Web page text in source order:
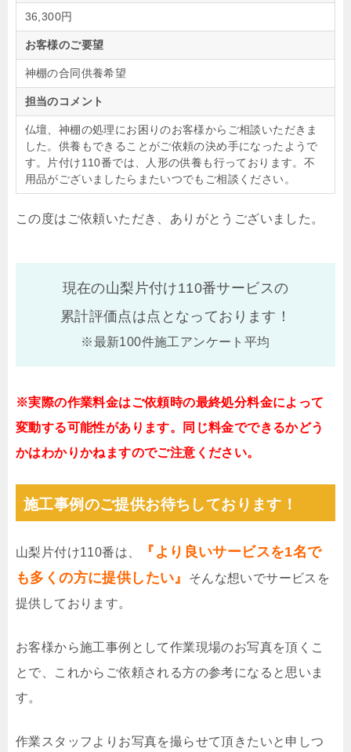
36,300円
お客様のご要望
神棚の合同供養希望
担当のコメント
仏壇、神棚の処理にお困りのお客様からご相談いただきま
した。供養もできることがご依頼の決め手になったようで
す。片付け110番では、人形の供養も行っております。不
用品がございましたらまたいつでもご相談ください。
この度はご依頼いただき、ありがとうございました。
現在の山梨片付け110番サービスの
累計評価点は点となっております！
※最新100件施工アンケート平均
※実際の作業料金はご依頼時の最終処分料金によって
変動する可能性があります。同じ料金でできるかどう
かはわかりかねますのでご注意ください。
施工事例のご提供お待ちしております！
山梨片付け110番は、
『より良いサービスを1名で
も多くの方に提供したい』
そんな想いでサービスを
提供しております。
お客様から施工事例として作業現場のお写真を頂くこ
とで、これからご依頼される方の参考になると思いま
す。
作業スタッフよりお写真を撮らせて頂きたいと申しつ